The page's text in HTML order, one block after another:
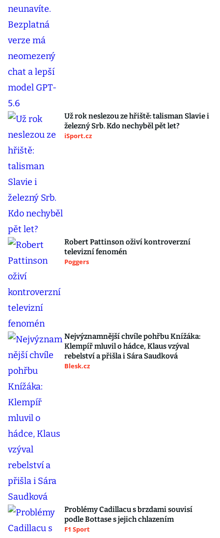
Už rok neslezou ze hřiště: talisman Slavie i
železný Srb. Kdo nechyběl pět let?
iSport.cz
Robert Pattinson oživí kontroverzní
televizní fenomén
Poggers
Nejvýznamnější chvíle pohřbu Knížáka:
Klempíř mluvil o hádce, Klaus vzýval
rebelství a přišla i Sára Saudková
Blesk.cz
Problémy Cadillacu s brzdami souvisí
podle Bottase s jejich chlazením
F1 Sport